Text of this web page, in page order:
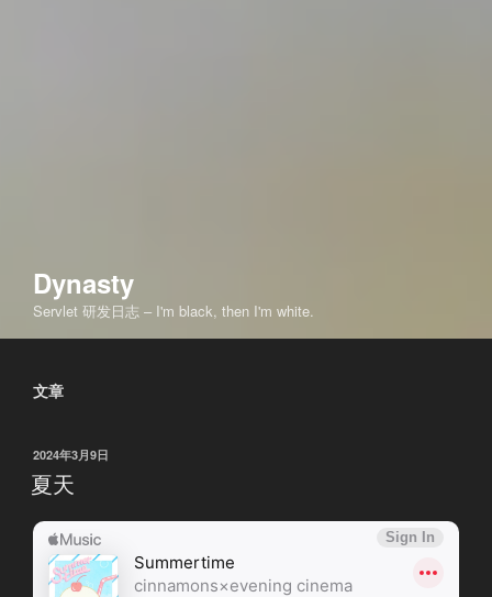
Dynasty
Servlet 研发日志 – I'm black, then I'm white.
文章
发
布
于
2024年3月9日
夏天